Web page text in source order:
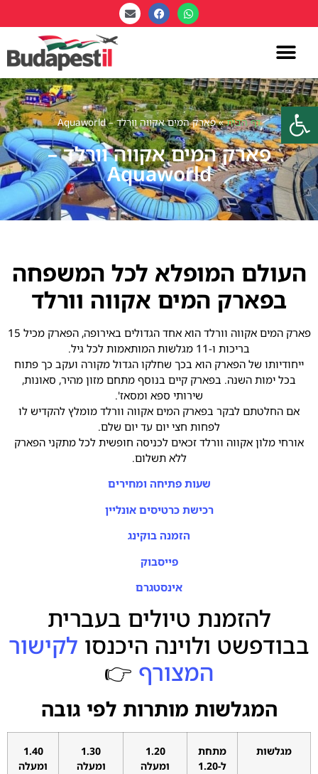
פתח סרגל נגישותדף הבית»פארק המים אקווה וורלד – Aquaworld
פארק המים אקווה וורלד –
Aquaworld
העולם המופלא לכל המשפחה
בפארק המים אקווה וורלד
פארק המים אקווה וורלד הוא אחד הגדולים באירופה, הפארק מכיל 15
בריכות ו-11 מגלשות המותאמות לכל גיל.
ייחודיותו של הפארק הוא בכך שחלקו הגדול מקורה ועקב כך פתוח
בכל ימות השנה. בפארק קיים בנוסף מתחם מזון מהיר, סאונות,
שירותי ספא ומסאז'.
אם החלטתם לבקר בפארק המים אקווה וורלד מומלץ להקדיש לו
לפחות חצי יום עד יום שלם.
אורחי מלון אקווה וורלד זכאים לכניסה חופשית לכל מתקני הפארק
ללא תשלום.
שעות פתיחה ומחירים
רכישת כרטיסים אונליין
הזמנה בוקינג
פייסבוק
אינסטגרם
להזמנת טיולים בעברית
בבודפשט ולוינה היכנסו לקישור
המצורף 👉
המגלשות מותרות לפי גובה
מגלשות
מתחת
ל-1.20
1.20
ומעלה
1.30
ומעלה
1.40
ומעלה